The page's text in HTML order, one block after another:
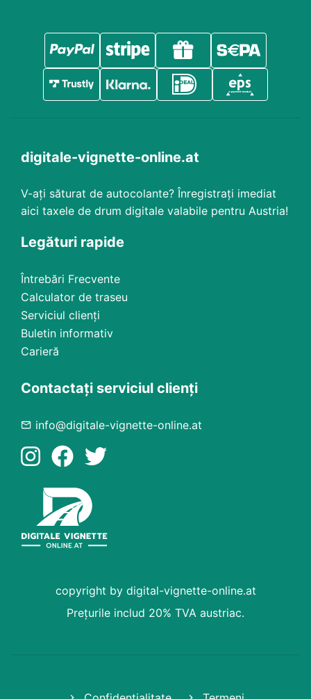
digitale-vignette-online.at
V-ați săturat de autocolante? Înregistrați imediat
aici taxele de drum digitale valabile pentru Austria!
Legături rapide
Întrebări Frecvente
Calculator de traseu
Serviciul clienți
Buletin informativ
Carieră
Contactați serviciul clienți
info@digitale-vignette-online.at
copyright by digital-vignette-online.at
Prețurile includ 20% TVA austriac.